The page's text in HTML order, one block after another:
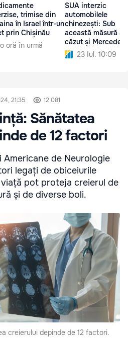
trimise din
în Israel într-un
prin Chișinău
o oră în urmă
SUA interzic
automobilele
chinezești: Sub
această măsură a
căzut și Mercedes
23 Iul. 10:09
21:35 12 081
Sănătatea
de 12 factori
Americane de Neurologie
legați de obiceiurile
pot proteja creierul de
și de diverse boli.
creierului depinde de 12 factori.